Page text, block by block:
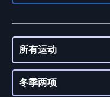
所有运动
冬季两项